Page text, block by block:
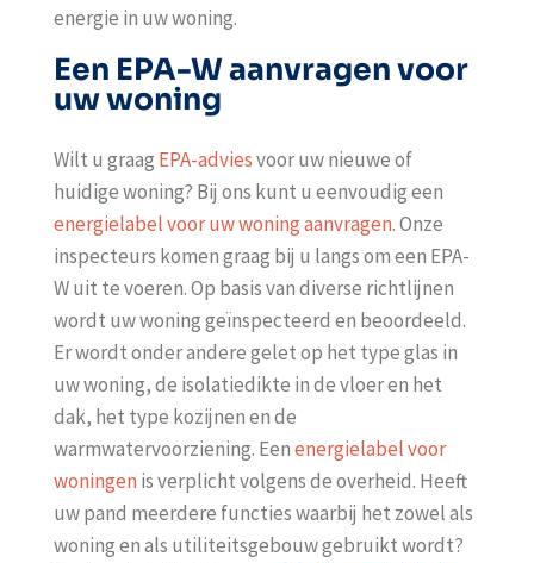
energie in uw woning.
Een EPA-W aanvragen voor
uw woning
Wilt u graag EPA-adviesvoor uw nieuwe of
huidige woning? Bij ons kunt u eenvoudig een
energielabel voor uw woning aanvragen. Onze
inspecteurs komen graag bij u langs om een EPA-
W uit te voeren. Op basis van diverse richtlijnen
wordt uw woning geïnspecteerd en beoordeeld.
Er wordt onder andere gelet op het type glas in
uw woning, de isolatiedikte in de vloer en het
dak, het type kozijnen en de
warmwatervoorziening. Eenenergielabel voor
woningen is verplicht volgens de overheid. Heeft
uw pand meerdere functies waarbij het zowel als
woning en als utiliteitsgebouw gebruikt wordt?